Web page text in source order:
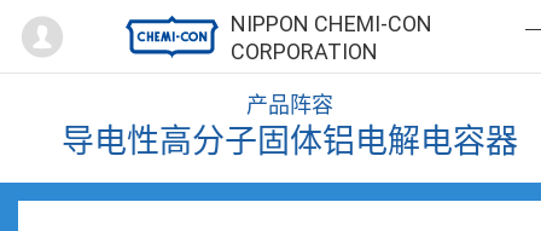
NIPPON CHEMI-CON
CORPORATION
Mypage
产品阵容
导电性高分子固体铝电解电容器